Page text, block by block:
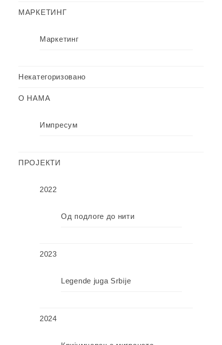
МАРКЕТИНГ
Маркетинг
Некатегоризовано
О НАМА
Импресум
ПРОЈЕКТИ
2022
Од подлоге до нити
2023
Legende juga Srbije
2024